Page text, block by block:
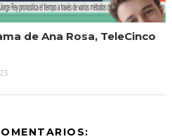
de Ana Rosa, TeleCinco